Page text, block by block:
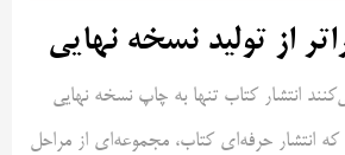
از تولید نسخه نهایی
انتشار کتاب تنها به چاپ نسخه نهایی
انتشار حرفه‌ای کتاب، مجموعه‌ای از مراحل